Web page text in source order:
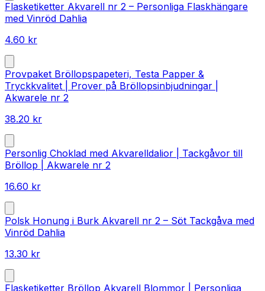
Flasketiketter Akvarell nr 2 – Personliga Flaskhängare
med Vinröd Dahlia
4.60 kr
Provpaket Bröllopspapeteri, Testa Papper &
Tryckkvalitet | Prover på Bröllopsinbjudningar |
Akwarele nr 2
38.20 kr
Personlig Choklad med Akvarelldalior | Tackgåvor till
Bröllop | Akwarele nr 2
16.60 kr
Polsk Honung i Burk Akvarell nr 2 – Söt Tackgåva med
Vinröd Dahlia
13.30 kr
Flasketiketter Bröllop Akvarell Blommor | Personliga